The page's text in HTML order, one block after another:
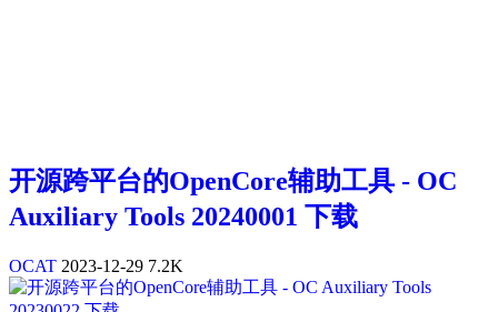
开源跨平台的OpenCore辅助工具 - OC
Auxiliary Tools 20240001 下载
OCAT 2023-12-29 7.2K